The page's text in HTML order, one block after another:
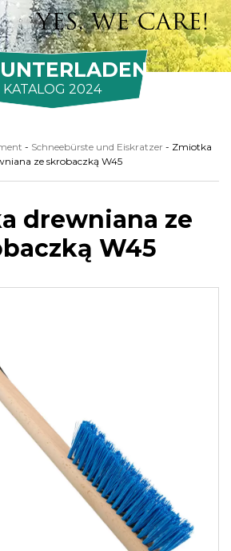
KATALOG 2024
- Schneebürste und Eiskratzer - Zmiotka
ze skrobaczką W45
drewniana ze
W45